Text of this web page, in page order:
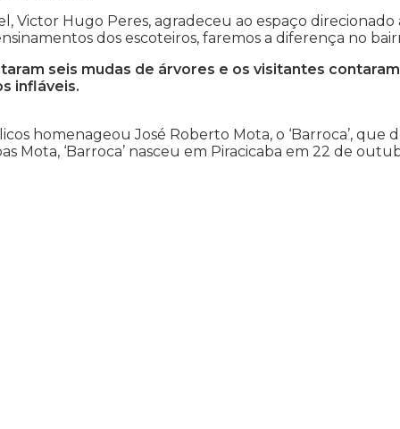
Victor Hugo Peres, agradeceu ao espaço direcionado
dos escoteiros, faremos a diferença no
seis mudas de árvores e os visitantes contaram
infláveis.
homenageou José Roberto Mota, o ‘Barroca’, que
Mota, ‘Barroca’ nasceu em Piracicaba em 22 de